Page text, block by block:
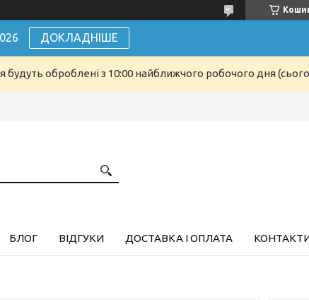
ДОКЛАДНІШЕ
оброблені з 10:00 найближчого робочого дня
БЛОГ ВІДГУКИ ДОСТАВКА І ОПЛАТА